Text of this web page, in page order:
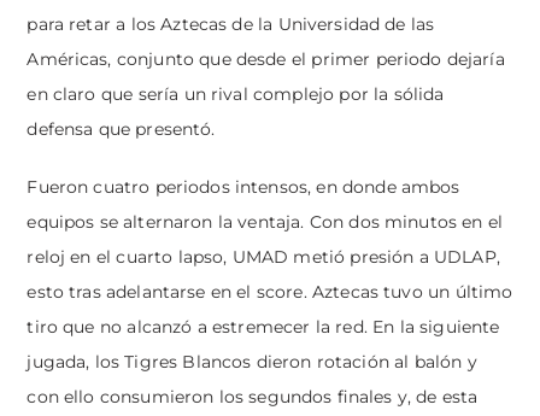
para retar a los Aztecas de la Universidad de las
Américas, conjunto que desde el primer periodo dejaría
en claro que sería un rival complejo por la sólida
defensa que presentó.
Fueron cuatro periodos intensos, en donde ambos
equipos se alternaron la ventaja. Con dos minutos en el
reloj en el cuarto lapso, UMAD metió presión a UDLAP,
esto tras adelantarse en el score. Aztecas tuvo un último
tiro que no alcanzó a estremecer la red. En la siguiente
jugada, los Tigres Blancos dieron rotación al balón y
con ello consumieron los segundos finales y, de esta